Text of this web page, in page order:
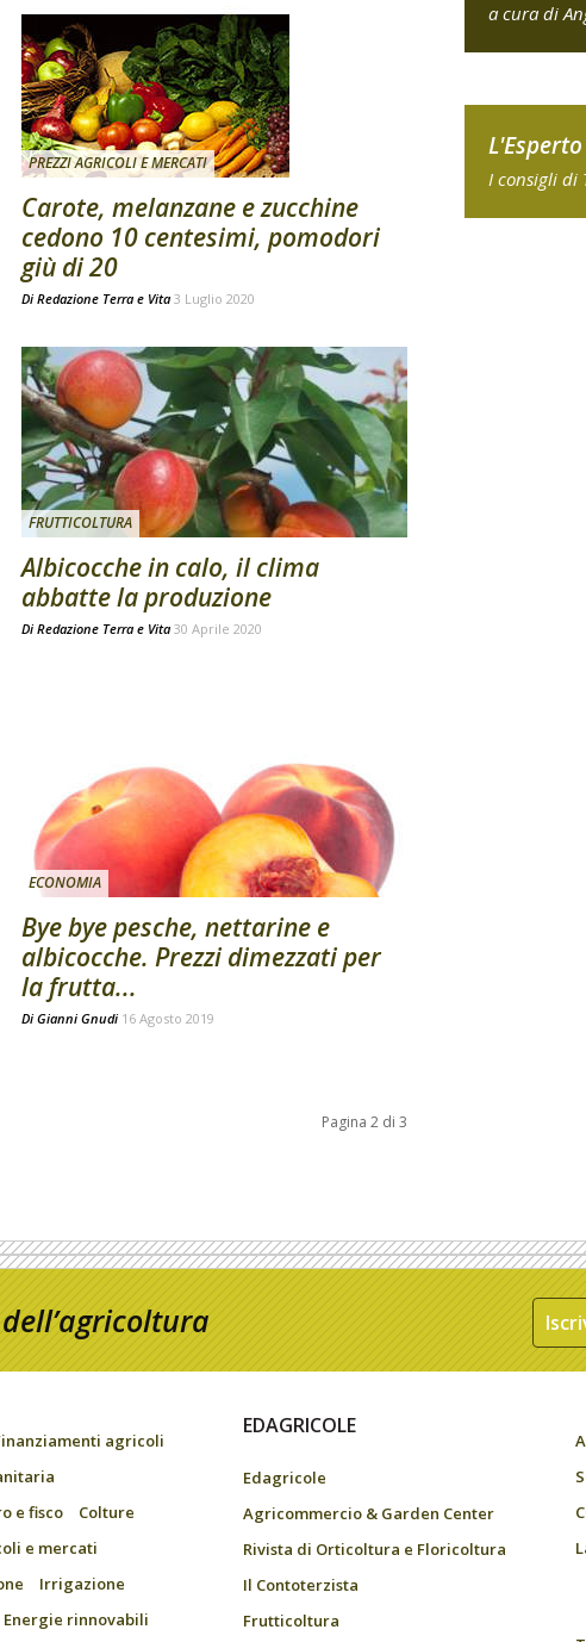
PREZZI AGRICOLI E MERCATI
Carote, melanzane e zucchine
cedono 10 centesimi, pomodori
giù di 20
Di Redazione Terra e Vita 3 Luglio 2020
FRUTTICOLTURA
Albicocche in calo, il clima
abbatte la produzione
Di Redazione Terra e Vita 30 Aprile 2020
ECONOMIA
Bye bye pesche, nettarine e
albicocche. Prezzi dimezzati per
la frutta...
Di Gianni Gnudi 16 Agosto 2019
Pagina 2 di 3
a cura di
I consigli di
agricoli
e fisco
Colture
e mercati
Irrigazione
Energie rinnovabili
EDAGRICOLE
Edagricole
Agricommercio & Garden Center
Rivista di Orticoltura e Floricoltura
Il Contoterzista
Frutticoltura